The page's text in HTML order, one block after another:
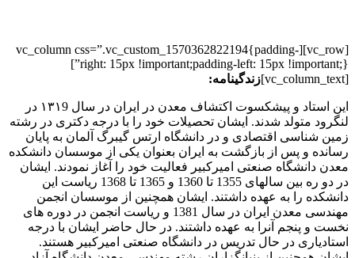
[vc_row][vc_column css=”.vc_custom_1570362822194{padding-
right: 15px !important;padding-left: 15px !important;}”]
[vc_column_text]
زندگینامه:
این استاد و پیشکسوت اکتشاف معدن در ایران در سال ۱۳۱9 در
لنگرود متولد شدند. ایشان تحصیلات خود را با درجه دکتری در رشته
زمین شناسی اقتصادی و در دانشگاه ارتس گیبرگ آلمان به پایان
رسانده و پس از بازگشت به ایران بعنوان یکی از موسسان دانشکده
معدن دانشگاه صنعتی امیرکبیر فعالیت خود را آغاز نمودند. ایشان
در دو ره بین سالهای 1355 تا 1360 و 1365 تا 1368 ریاست این
دانشکده را به عهده داشتند. ایشان همچنین از موسسان انجمن
مهندسی معدن ایران در سال 1381 و ریاست انجمن در دوره های
نخست و پنجم آنرا به عهده داشتند. در حال حاضر ایشان با درجه
استادیاری در حال تدریس در دانشگاه صنعتی امیرکبیر هستند.